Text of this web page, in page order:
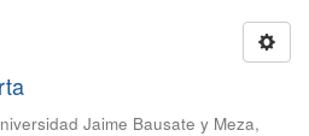
Jaime Bausate y Meza,